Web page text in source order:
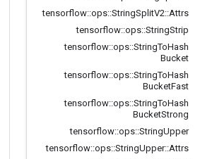
tensorflow::ops::StringSplitV2::Attrs
tensorflow::ops::StringStrip
tensorflow::ops::StringToHash
Bucket
tensorflow::ops::StringToHash
BucketFast
tensorflow::ops::StringToHash
BucketStrong
tensorflow::ops::StringUpper
tensorflow::ops::StringUpper::Attrs